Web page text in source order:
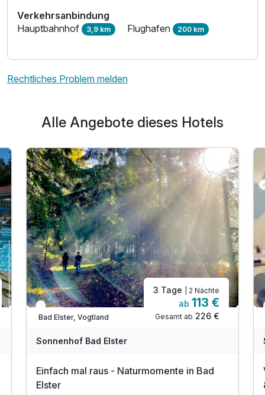
Verkehrsanbindung
Hauptbahnhof 3,9 km Flughafen 200 km
Rechtliches Problem melden
Alle Angebote dieses Hotels
In 1 Woche wieder frei
Bad Elster, Vogtland
3 Tage | 2 Nächte
ab 113 €
Gesamt ab 226 €
Sonnenhof Bad Elster
Einfach mal raus - Naturmomente in Bad
Elster